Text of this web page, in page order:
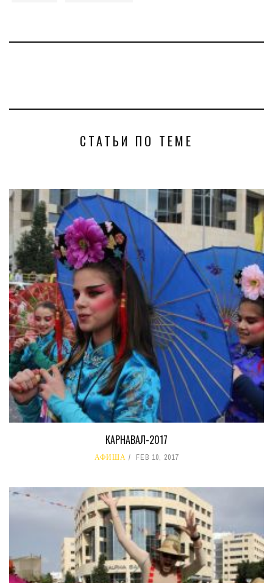
СТАТЬИ ПО ТЕМЕ
КАРНАВАЛ-2017
АФИША FEB 10, 2017